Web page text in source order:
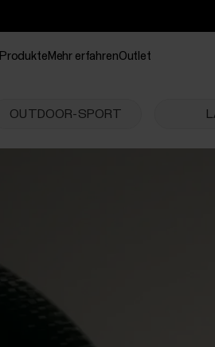
Produkte Mehr erfahrenOutlet
OUTDOOR-SPORT